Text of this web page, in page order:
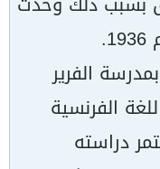
الفرير
الفرنسية
دراسته